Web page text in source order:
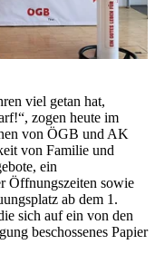
viel getan hat,
zogen heute im
von ÖGB und AK
von Familie und
ein
Öffnungszeiten sowie
ab dem 1.
sich auf ein von den
beschossenes Papier